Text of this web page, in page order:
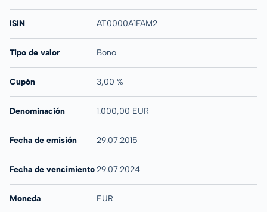
ISIN AT0000A1FAM2
Tipo de valor Bono
Cupón 3,00 %
Denominación 1.000,00 EUR
Fecha de emisión 29.07.2015
Fecha de vencimiento29.07.2024
Moneda EUR